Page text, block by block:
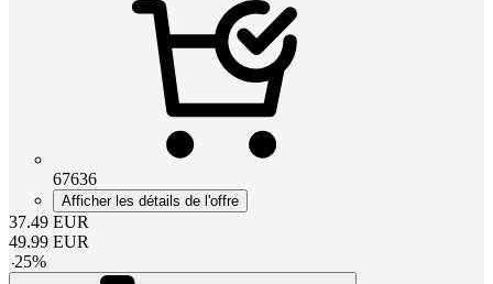
67636
Afficher les détails de l'offre
37.49 EUR
49.99 EUR
-25%